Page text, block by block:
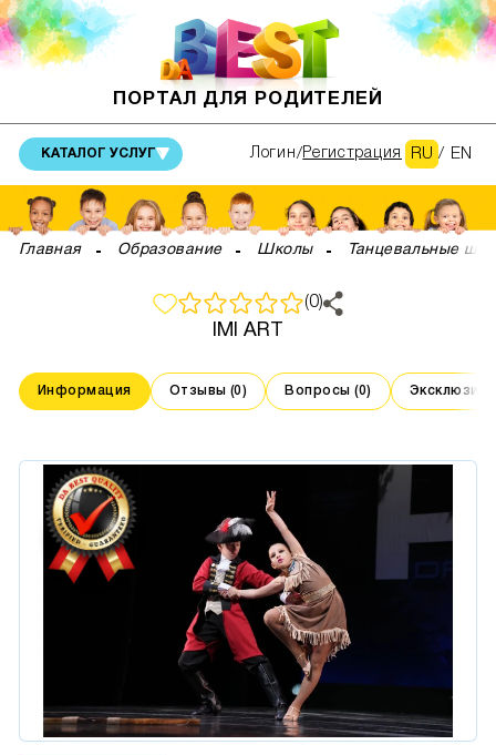
ПОРТАЛ ДЛЯ РОДИТЕЛЕЙ
КАТАЛОГ УСЛУГ RU / EN
Логин Регистрация
Главная Образование Школы Танцевальные
IMI ART
(0)
Информация Отзывы (0) Вопросы (0)